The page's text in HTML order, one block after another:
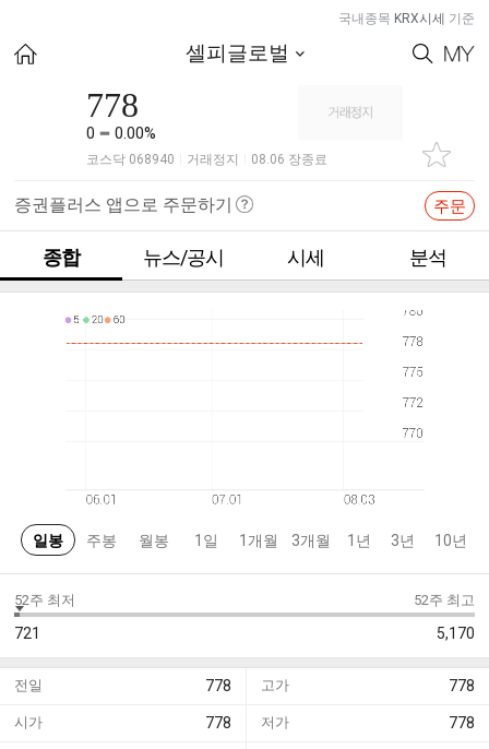
국내종목 KRX시세 기준
셀피글로벌
778
0 0.00%
코스닥 068940 거래정지 08.06 장종료
증권플러스 앱으로 주문하기 주문
종합 뉴스/공시 시세 분석
일봉 주봉 월봉 1일 1개월 3개월 1년 3년 10년
52주 최저
721
52주 최고
5,170
전일 778 고가 778
시가 778 저가 778